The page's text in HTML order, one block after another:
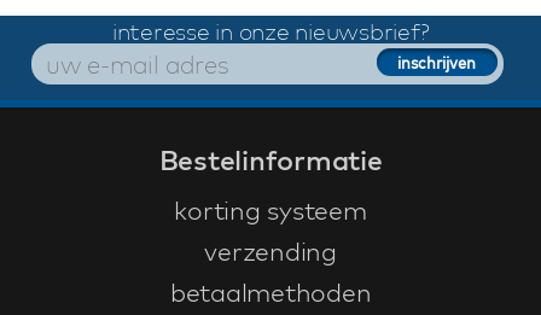
interesse in onze nieuwsbrief?
Bestelinformatie
korting systeem
verzending
betaalmethoden